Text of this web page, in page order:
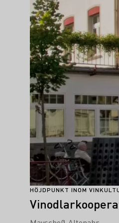
HÖJDPUNKT INOM